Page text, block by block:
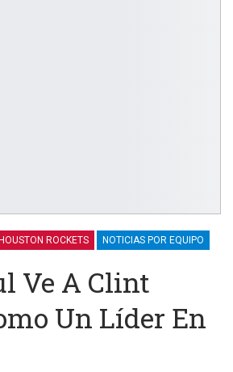
ROCKETS NOTICIAS POR EQUIPO
Ve A Clint
Un Líder En